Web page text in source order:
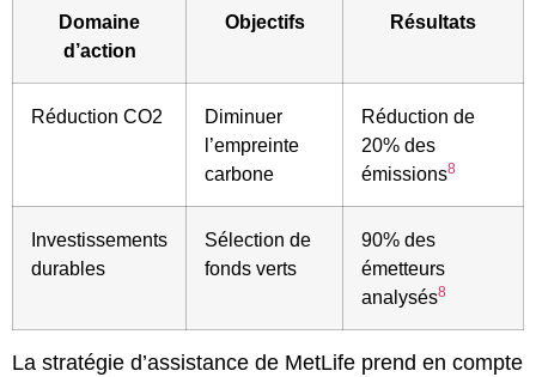
Domaine
d’action
Objectifs Résultats
Réduction CO2
Diminuer
l’empreinte
carbone
Réduction de
20% des
émissions8
Investissements
durables
Sélection de
fonds verts
90% des
émetteurs
analysés8
La stratégie d’assistance de MetLife prend en compte